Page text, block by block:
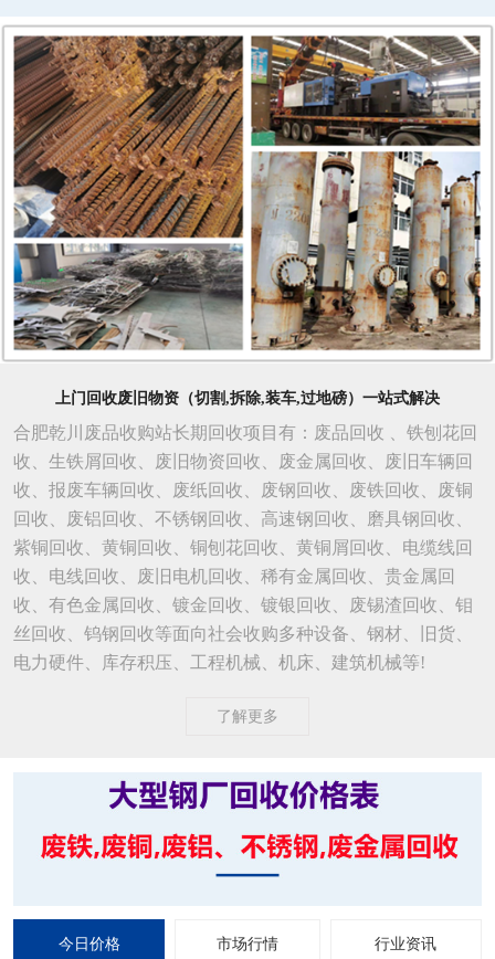
上门回收废旧物资（切割,拆除,装车,过地磅）一站式解决
合肥乾川废品收购站长期回收项目有：废品回收 、铁刨花回
收、生铁屑回收、废旧物资回收、废金属回收、废旧车辆回
收、报废车辆回收、废纸回收、废钢回收、废铁回收、废铜
回收、废铝回收、不锈钢回收、高速钢回收、磨具钢回收、
紫铜回收、黄铜回收、铜刨花回收、黄铜屑回收、电缆线回
收、电线回收、废旧电机回收、稀有金属回收、贵金属回
收、有色金属回收、镀金回收、镀银回收、废锡渣回收、钼
丝回收、钨钢回收等面向社会收购多种设备、钢材、旧货、
电力硬件、库存积压、工程机械、机床、建筑机械等!
了解更多
今日价格 市场行情 行业资讯